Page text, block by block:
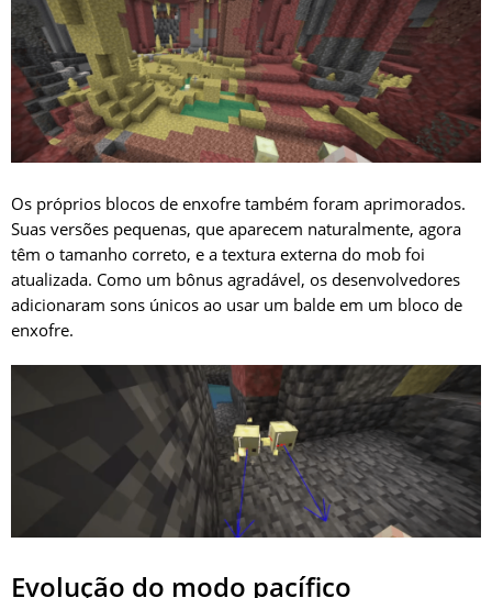
Os próprios blocos de enxofre também foram aprimorados.
Suas versões pequenas, que aparecem naturalmente, agora
têm o tamanho correto, e a textura externa do mob foi
atualizada. Como um bônus agradável, os desenvolvedores
adicionaram sons únicos ao usar um balde em um bloco de
enxofre.
Evolução do modo pacífico